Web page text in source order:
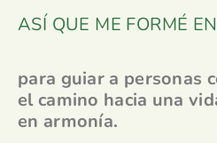
ASÍ QUE ME FORMÉ
para guiar a personas
el camino hacia una
en armonía.